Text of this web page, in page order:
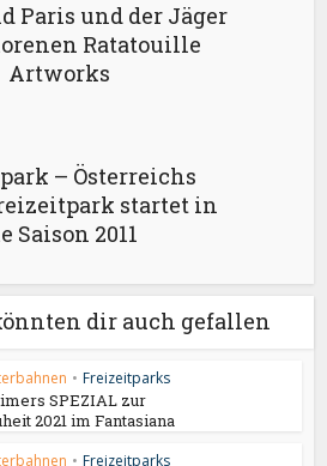
Paris und der Jäger
Ratatouille
Artworks
– Österreichs
startet in
Saison 2011
dir auch gefallen
• Freizeitparks
SPEZIAL zur
2021 im Fantasiana
• Freizeitparks